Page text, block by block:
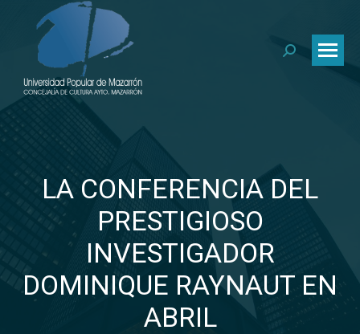
Buscar:
LA CONFERENCIA DEL
PRESTIGIOSO
INVESTIGADOR
DOMINIQUE RAYNAUT EN
ABRIL
Estás aquí: